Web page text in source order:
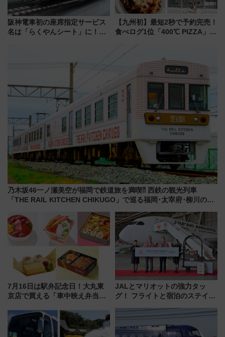
阪神電車初の座席指定サービス
名は「らくやんシート」に！新
【九州初】最短2秒で予約完売！
食べログ1位「400℃ PIZZA」が
プン。もつ鍋風など限定メニュ
乃木坂46一ノ瀬美空が福岡で鉄道旅を満喫⁈ 西鉄の観光列車
「THE RAIL KITCHEN CHIKUGO」で巡る福岡･太宰府･柳川の
7月16日は駅弁記念日！大丸東
京店で買える「車中映え弁当」
JALとマリオットの強力タッ
グ！ フライトと宿泊のステイタ
上級会員資格を効率よく獲得す
る方法を解説